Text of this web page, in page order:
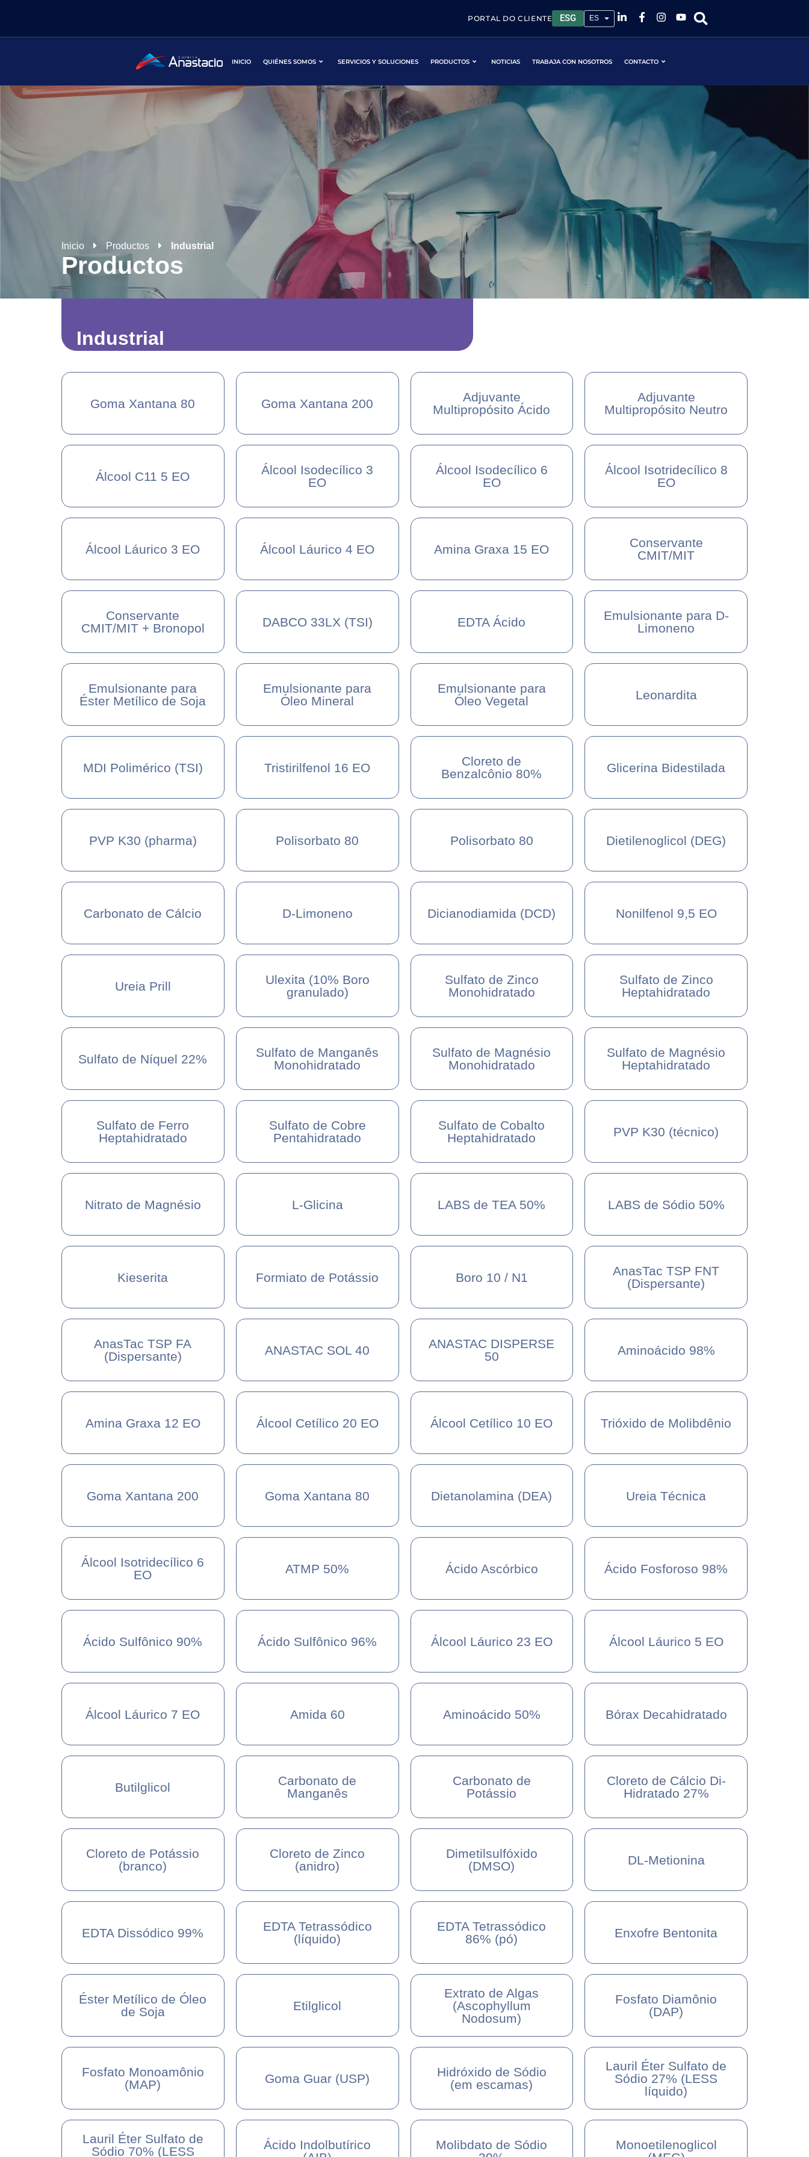
PORTAL DO CLIENTE ESG
INICIO QUIÉNES SOMOS SERVICIOS Y SOLUCIONES PRODUCTOS NOTICIAS TRABAJA CON NOSOTROS CONTACTO
Inicio Productos Industrial
Productos
Industrial
Goma Xantana 80 Goma Xantana 200
Adjuvante
Multipropósito Ácido
Adjuvante
Multipropósito Neutro
Álcool C11 5 EO
Álcool Isodecílico 3
EO
Álcool Isodecílico 6
EO
Álcool Isotridecílico 8
EO
Álcool Láurico 3 EO Álcool Láurico 4 EO Amina Graxa 15 EO
Conservante
CMIT/MIT
Conservante
CMIT/MIT + Bronopol
DABCO 33LX (TSI) EDTA Ácido
Emulsionante para D-
Limoneno
Emulsionante para
Éster Metílico de Soja
Emulsionante para
Óleo Mineral
Emulsionante para
Óleo Vegetal
Leonardita
MDI Polimérico (TSI) Tristirilfenol 16 EO
Cloreto de
Benzalcônio 80%
Glicerina Bidestilada
PVP K30 (pharma) Polisorbato 80 Polisorbato 80 Dietilenoglicol (DEG)
Carbonato de Cálcio D-Limoneno Dicianodiamida (DCD) Nonilfenol 9,5 EO
Ureia Prill
Ulexita (10% Boro
granulado)
Sulfato de Zinco
Monohidratado
Sulfato de Zinco
Heptahidratado
Sulfato de Níquel 22%
Sulfato de Manganês
Monohidratado
Sulfato de Magnésio
Monohidratado
Sulfato de Magnésio
Heptahidratado
Sulfato de Ferro
Heptahidratado
Sulfato de Cobre
Pentahidratado
Sulfato de Cobalto
Heptahidratado
PVP K30 (técnico)
Nitrato de Magnésio L-Glicina LABS de TEA 50% LABS de Sódio 50%
Kieserita Formiato de Potássio Boro 10 / N1
AnasTac TSP FNT
(Dispersante)
AnasTac TSP FA
(Dispersante)
ANASTAC SOL 40
ANASTAC DISPERSE
50
Aminoácido 98%
Amina Graxa 12 EO Álcool Cetílico 20 EO Álcool Cetílico 10 EO Trióxido de Molibdênio
Goma Xantana 200 Goma Xantana 80 Dietanolamina (DEA) Ureia Técnica
Álcool Isotridecílico 6
EO
ATMP 50% Ácido Ascórbico Ácido Fosforoso 98%
Ácido Sulfônico 90% Ácido Sulfônico 96% Álcool Láurico 23 EO Álcool Láurico 5 EO
Álcool Láurico 7 EO Amida 60 Aminoácido 50% Bórax Decahidratado
Butilglicol
Carbonato de
Manganês
Carbonato de
Potássio
Cloreto de Cálcio Di-
Hidratado 27%
Cloreto de Potássio
(branco)
Cloreto de Zinco
(anidro)
Dimetilsulfóxido
(DMSO)
DL-Metionina
EDTA Dissódico 99%
EDTA Tetrassódico
(líquido)
EDTA Tetrassódico
86% (pó)
Enxofre Bentonita
Éster Metílico de Óleo
de Soja
Etilglicol
Extrato de Algas
(Ascophyllum
Nodosum)
Fosfato Diamônio
(DAP)
Fosfato Monoamônio
(MAP)
Goma Guar (USP)
Hidróxido de Sódio
(em escamas)
Lauril Éter Sulfato de
Sódio 27% (LESS
líquido)
Lauril Éter Sulfato de
Sódio 70% (LESS
Ácido Indolbutírico
Molibdato de Sódio
Monoetilenoglicol